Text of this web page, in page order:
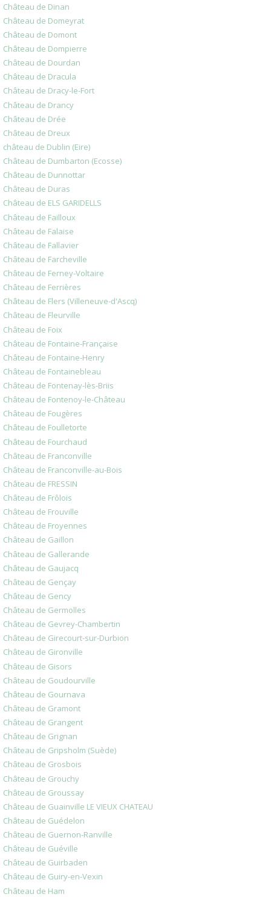
Château de Dinan
Château de Domeyrat
Château de Domont
Château de Dompierre
Château de Dourdan
Château de Dracula
Château de Dracy-le-Fort
Château de Drancy
Château de Drée
Château de Dreux
château de Dublin (Eire)
Château de Dumbarton (Ecosse)
Château de Dunnottar
Château de Duras
Château de ELS GARIDELLS
Château de Failloux
Château de Falaise
Château de Fallavier
Château de Farcheville
Château de Ferney-Voltaire
Château de Ferrières
Château de Flers (Villeneuve-d'Ascq)
Château de Fleurville
Château de Foix
Château de Fontaine-Française
Château de Fontaine-Henry
Château de Fontainebleau
Château de Fontenay-lès-Briis
Château de Fontenoy-le-Château
Château de Fougères
Château de Foulletorte
Château de Fourchaud
Château de Franconville
Château de Franconville-au-Bois
Château de FRESSIN
Château de Frôlois
Château de Frouville
Château de Froyennes
Château de Gaillon
Château de Gallerande
Château de Gaujacq
Château de Gençay
Château de Gency
Château de Germolles
Château de Gevrey-Chambertin
Château de Girecourt-sur-Durbion
Château de Gironville
Château de Gisors
Château de Goudourville
Château de Gournava
Château de Gramont
Château de Grangent
Château de Grignan
Château de Gripsholm (Suède)
Château de Grosbois
Château de Grouchy
Château de Groussay
Château de Guainville LE VIEUX CHATEAU
Château de Guédelon
Château de Guernon-Ranville
Château de Guéville
Château de Guirbaden
Château de Guiry-en-Vexin
Château de Ham